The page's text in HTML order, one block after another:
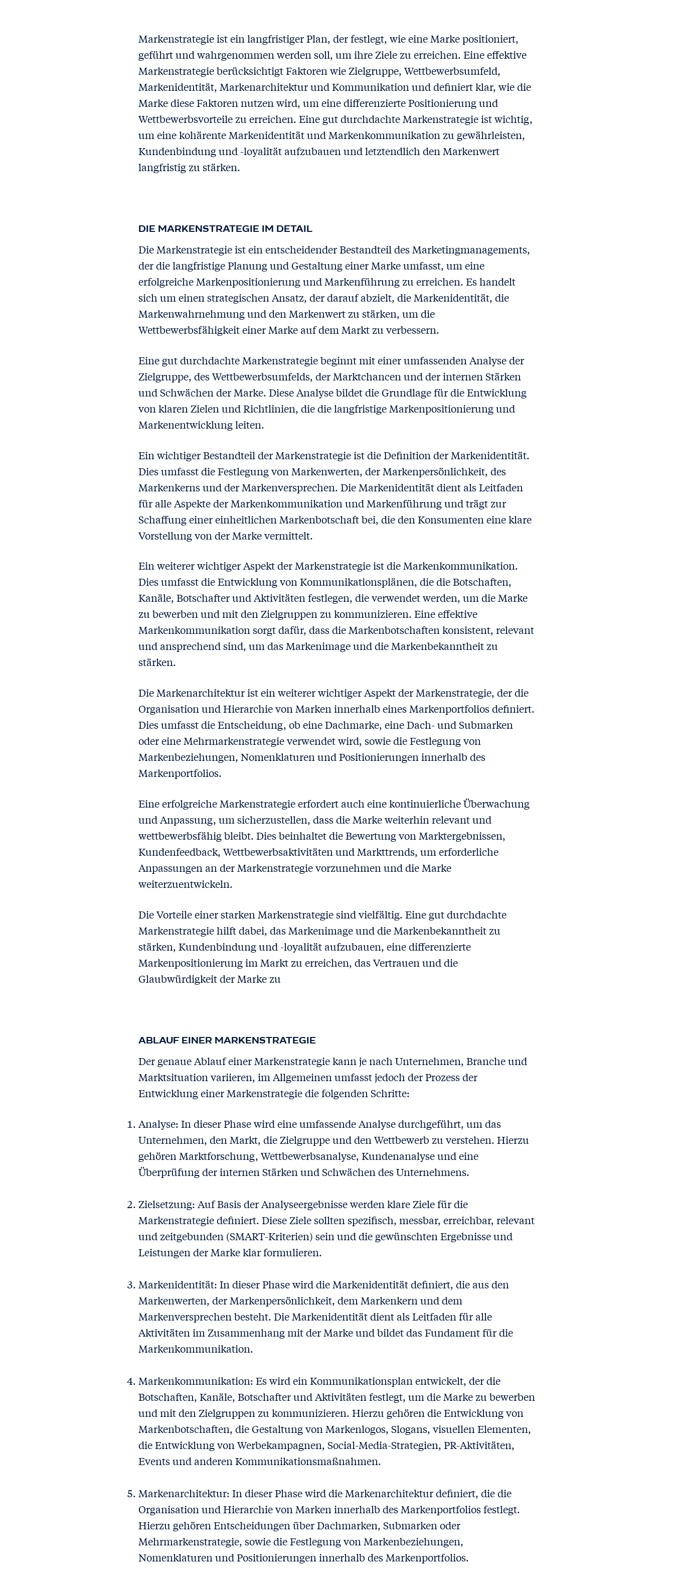
Markenstrategie ist ein langfristiger Plan, der festlegt, wie eine Marke positioniert,
geführt und wahrgenommen werden soll, um ihre Ziele zu erreichen. Eine effektive
Markenstrategie berücksichtigt Faktoren wie Zielgruppe, Wettbewerbsumfeld,
Markenidentität, Markenarchitektur und Kommunikation und definiert klar, wie die
Marke diese Faktoren nutzen wird, um eine differenzierte Positionierung und
Wettbewerbsvorteile zu erreichen. Eine gut durchdachte Markenstrategie ist wichtig,
um eine kohärente Markenidentität und Markenkommunikation zu gewährleisten,
Kundenbindung und -loyalität aufzubauen und letztendlich den Markenwert
langfristig zu stärken.
DIE MARKENSTRATEGIE IM DETAIL
Die Markenstrategie ist ein entscheidender Bestandteil des Marketingmanagements,
der die langfristige Planung und Gestaltung einer Marke umfasst, um eine
erfolgreiche Markenpositionierung und Markenführung zu erreichen. Es handelt
sich um einen strategischen Ansatz, der darauf abzielt, die Markenidentität, die
Markenwahrnehmung und den Markenwert zu stärken, um die
Wettbewerbsfähigkeit einer Marke auf dem Markt zu verbessern.
Eine gut durchdachte Markenstrategie beginnt mit einer umfassenden Analyse der
Zielgruppe, des Wettbewerbsumfelds, der Marktchancen und der internen Stärken
und Schwächen der Marke. Diese Analyse bildet die Grundlage für die Entwicklung
von klaren Zielen und Richtlinien, die die langfristige Markenpositionierung und
Markenentwicklung leiten.
Ein wichtiger Bestandteil der Markenstrategie ist die Definition der Markenidentität.
Dies umfasst die Festlegung von Markenwerten, der Markenpersönlichkeit, des
Markenkerns und der Markenversprechen. Die Markenidentität dient als Leitfaden
für alle Aspekte der Markenkommunikation und Markenführung und trägt zur
Schaffung einer einheitlichen Markenbotschaft bei, die den Konsumenten eine klare
Vorstellung von der Marke vermittelt.
Ein weiterer wichtiger Aspekt der Markenstrategie ist die Markenkommunikation.
Dies umfasst die Entwicklung von Kommunikationsplänen, die die Botschaften,
Kanäle, Botschafter und Aktivitäten festlegen, die verwendet werden, um die Marke
zu bewerben und mit den Zielgruppen zu kommunizieren. Eine effektive
Markenkommunikation sorgt dafür, dass die Markenbotschaften konsistent, relevant
und ansprechend sind, um das Markenimage und die Markenbekanntheit zu
stärken.
Die Markenarchitektur ist ein weiterer wichtiger Aspekt der Markenstrategie, der die
Organisation und Hierarchie von Marken innerhalb eines Markenportfolios definiert.
Dies umfasst die Entscheidung, ob eine Dachmarke, eine Dach- und Submarken
oder eine Mehrmarkenstrategie verwendet wird, sowie die Festlegung von
Markenbeziehungen, Nomenklaturen und Positionierungen innerhalb des
Markenportfolios.
Eine erfolgreiche Markenstrategie erfordert auch eine kontinuierliche Überwachung
und Anpassung, um sicherzustellen, dass die Marke weiterhin relevant und
wettbewerbsfähig bleibt. Dies beinhaltet die Bewertung von Marktergebnissen,
Kundenfeedback, Wettbewerbsaktivitäten und Markttrends, um erforderliche
Anpassungen an der Markenstrategie vorzunehmen und die Marke
weiterzuentwickeln.
Die Vorteile einer starken Markenstrategie sind vielfältig. Eine gut durchdachte
Markenstrategie hilft dabei, das Markenimage und die Markenbekanntheit zu
stärken, Kundenbindung und -loyalität aufzubauen, eine differenzierte
Markenpositionierung im Markt zu erreichen, das Vertrauen und die
Glaubwürdigkeit der Marke zu
ABLAUF EINER MARKENSTRATEGIE
Der genaue Ablauf einer Markenstrategie kann je nach Unternehmen, Branche und
Marktsituation variieren, im Allgemeinen umfasst jedoch der Prozess der
Entwicklung einer Markenstrategie die folgenden Schritte:
Analyse: In dieser Phase wird eine umfassende Analyse durchgeführt, um das
Unternehmen, den Markt, die Zielgruppe und den Wettbewerb zu verstehen. Hierzu
gehören Marktforschung, Wettbewerbsanalyse, Kundenanalyse und eine
Überprüfung der internen Stärken und Schwächen des Unternehmens.
Zielsetzung: Auf Basis der Analyseergebnisse werden klare Ziele für die
Markenstrategie definiert. Diese Ziele sollten spezifisch, messbar, erreichbar, relevant
und zeitgebunden (SMART-Kriterien) sein und die gewünschten Ergebnisse und
Leistungen der Marke klar formulieren.
Markenidentität: In dieser Phase wird die Markenidentität definiert, die aus den
Markenwerten, der Markenpersönlichkeit, dem Markenkern und dem
Markenversprechen besteht. Die Markenidentität dient als Leitfaden für alle
Aktivitäten im Zusammenhang mit der Marke und bildet das Fundament für die
Markenkommunikation.
Markenkommunikation: Es wird ein Kommunikationsplan entwickelt, der die
Botschaften, Kanäle, Botschafter und Aktivitäten festlegt, um die Marke zu bewerben
und mit den Zielgruppen zu kommunizieren. Hierzu gehören die Entwicklung von
Markenbotschaften, die Gestaltung von Markenlogos, Slogans, visuellen Elementen,
die Entwicklung von Werbekampagnen, Social-Media-Strategien, PR-Aktivitäten,
Events und anderen Kommunikationsmaßnahmen.
Markenarchitektur: In dieser Phase wird die Markenarchitektur definiert, die die
Organisation und Hierarchie von Marken innerhalb des Markenportfolios festlegt.
Hierzu gehören Entscheidungen über Dachmarken, Submarken oder
Mehrmarkenstrategie, sowie die Festlegung von Markenbeziehungen,
Nomenklaturen und Positionierungen innerhalb des Markenportfolios.